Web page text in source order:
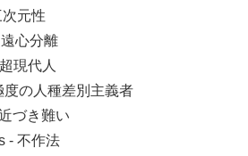
元性
心分離
現代人
度の人種差別主義者
づき難い
‐ 不作法